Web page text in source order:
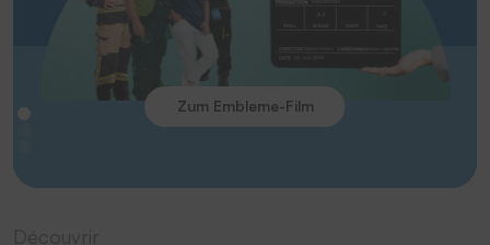
Zum Embleme-Film